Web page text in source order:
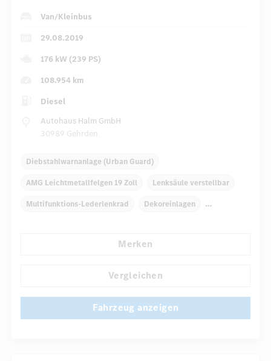
Van/Kleinbus
29.08.2019
176 kW (239 PS)
108.954 km
Diesel
Autohaus Halm GmbH
30989 Gehrden
Diebstahlwarnanlage (Urban Guard)
AMG Leichtmetallfelgen 19 Zoll Lenksäule verstellbar
Multifunktions-Lederlenkrad Dekoreinlagen
Regensensor
Merken
Vergleichen
Fahrzeug anzeigen